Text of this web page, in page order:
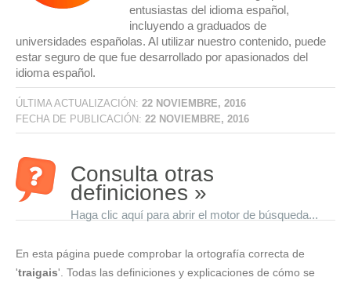
entusiastas del idioma español,
incluyendo a graduados de
universidades españolas. Al utilizar nuestro contenido, puede
estar seguro de que fue desarrollado por apasionados del
idioma español.
ÚLTIMA ACTUALIZACIÓN: 22 NOVIEMBRE, 2016
FECHA DE PUBLICACIÓN: 22 NOVIEMBRE, 2016
Consulta otras
definiciones »
Haga clic aquí para abrir el motor de búsqueda...
En esta página puede comprobar la ortografía correcta de
'traigais'. Todas las definiciones y explicaciones de cómo se